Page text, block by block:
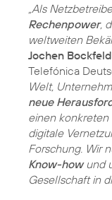
„Als
Rechenpower,
weltweiten
Jochen Bockfeld
Telefónica
Welt,
neue
einen
digitale
Forschung. Wir
Know-howund
Gesellschaft in